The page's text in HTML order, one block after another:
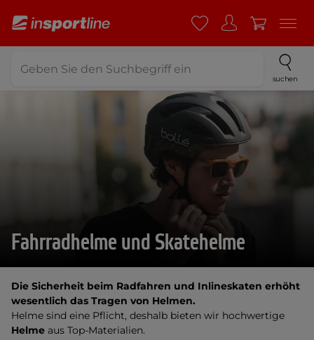
suchen
Fahrradhelme und Skatehelme
Die Sicherheit beim Radfahren und Inlineskaten erhöht
wesentlich das Tragen von Helmen.
Helme sind eine Pflicht, deshalb bieten wir hochwertige
Helme aus Top-Materialien.